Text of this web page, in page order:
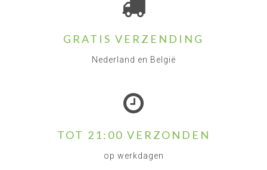
GRATIS VERZENDING
Nederland en België
TOT 21:00 VERZONDEN
op werkdagen